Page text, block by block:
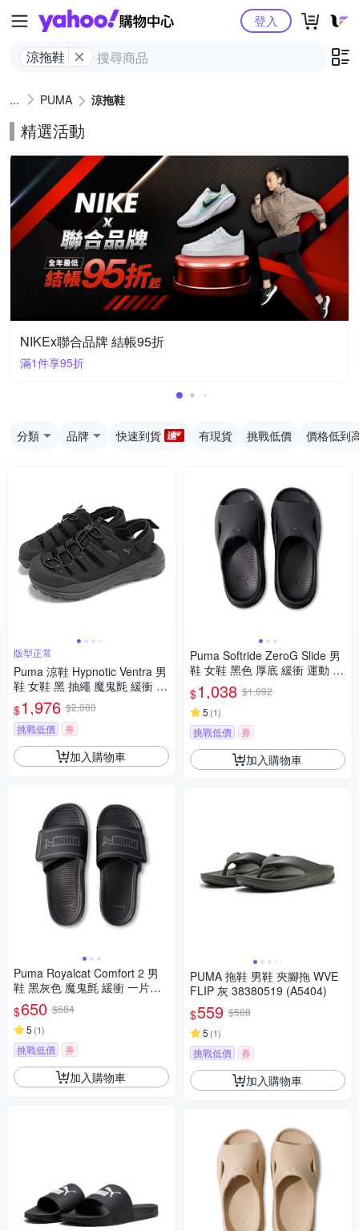
Yahoo購物中心
涼拖鞋
登入
PUMA 涼拖鞋
精選活動
NIKEx聯合品牌 結帳95折
滿1件享95折
分類 品牌 快速到貨 有現貨 挑戰低價 價格低到
版型正常
Puma 涼鞋 Hypnotic Ventra 男
鞋 女鞋 黑 抽繩 魔鬼氈 緩衝 包
頭 休閒鞋 40438101
$1,976 $2,080
挑戰低價
券
加入購物車
Puma Royalcat Comfort 2 男
鞋 黑灰色 魔鬼氈 緩衝 一片拖
涼拖鞋 40033801
$650 $684
5 (1)
挑戰低價 券
加入購物車
Puma Softride ZeroG Slide 男
鞋 女鞋 黑色 厚底 緩衝 運動 拖
鞋 40034301
$1,038 $1,092
5 (1)
挑戰低價 券
加入購物車
PUMA 拖鞋 男鞋 夾腳拖 WVE
FLIP 灰 38380519 (A5404)
$559 $588
5 (1)
挑戰低價 券
加入購物車